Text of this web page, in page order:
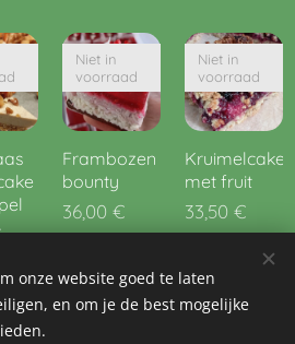
Frambozen
bounty
Niet in
voorraad
36,00 €
Kruimelcake
met fruit
Niet in
voorraad
33,50 €
Volgende
onze website goed te laten
en om je de best mogelijke